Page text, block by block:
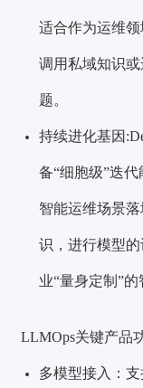
适合作为运维
调用私域知识
题。
持续进化基因
备“细胞级”迭
智能运维场景
识，进行模型
业“量身定制”的
LLMOps关键产品
多模型接入：